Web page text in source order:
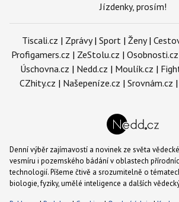
Jízdenky, prosím!
Tiscali.cz | Zprávy| Sport | Ženy|
Profigamers.cz | ZeStolu.cz | Osobnosti.cz
Úschovna.cz | Nedd.cz | Moulík.cz |
CZhity.cz | Našepeníze.cz | Srovnám.cz |
Denní výběr zajímavostí a novinek ze světa
vesmíru i pozemského bádání v oblastech
technologií. Píšeme čtivě a srozumitelně o
biologie, fyziky, umělé inteligence a dalších